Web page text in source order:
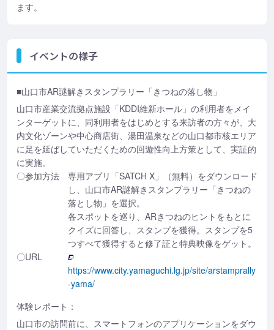
ます。
イベントの様子
■山口市AR謎解きスタンプラリー「きつねの落し物」
山口市産業交流拠点施設「KDDI維新ホール」の利用者をメイ
ンターゲットに、同利用者をはじめとする来訪者の方々が、大
内文化ゾーンや中心商店街、湯田温泉などの山口都市核エリア
に足を延ばしていただくための回遊性向上方策として、実証的
に実施。
〇参加方法
専用アプリ「SATCH X」（無料）をダウンロード
し、山口市AR謎解きスタンプラリー「きつねの
落とし物」を選択。
各スポットを巡り、ARきつねのヒントをもとに
クイズに回答し、スタンプを獲得。スタンプを5
つすべて獲得すると修了証と特典映像をゲット。
〇URL
https://www.city.yamaguchi.lg.jp/site/arstamprally
-yama/
体験レポート：
山口市の訪問前に、スマートフォンのアプリケーションをダウ